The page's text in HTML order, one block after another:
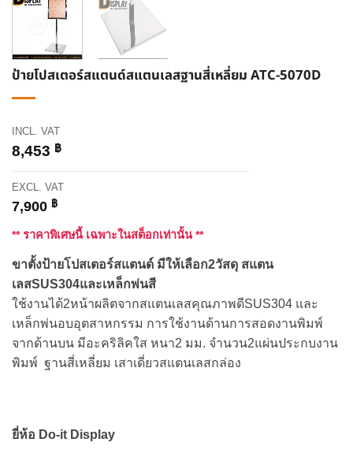
ป้ายโปสเตอร์สแตนด์สแตนเลสฐานสี่เหลี่ยม ATC-5070D
INCL. VAT
8,453 ฿
EXCL. VAT
7,900 ฿
** ราคาพิเศษนี้ เฉพาะในสต็อกเท่านั้น **
ขาตั้งป้ายโปสเตอร์สแตนด์ มีให้เลือก2วัสดุ สแตน
เลสSUS304และเหล็กพ่นสี
ใช้งานได้2หน้าผลิตจากสแตนเลสคุณภาพดีSUS304 และ
เหล็กพ่นอบอุตสาหกรรม การใช้งานด้านการสอดงานพิมพ์
จากด้านบน มีอะคริลิคใส หนา2 มม. จำนวน2แผ่นประกบงาน
พิมพ์ ฐานสี่เหลี่ยม เสาเดี่ยวสแตนเลสกล่อง
ยี่ห้อ Do-it Display